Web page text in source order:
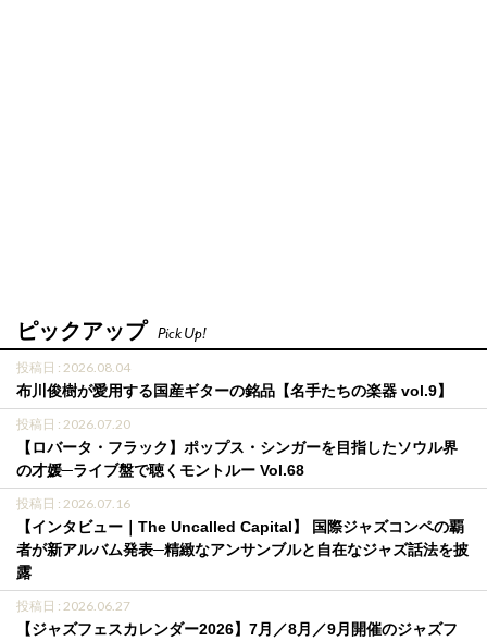
ピックアップ Pick Up!
投稿日 : 2026.08.04
布川俊樹が愛用する国産ギターの銘品【名手たちの楽器 vol.9】
投稿日 : 2026.07.20
【ロバータ・フラック】ポップス・シンガーを目指したソウル界
の才媛─ライブ盤で聴くモントルー Vol.68
投稿日 : 2026.07.16
【インタビュー｜The Uncalled Capital】 国際ジャズコンペの覇
者が新アルバム発表─精緻なアンサンブルと自在なジャズ話法を披
露
投稿日 : 2026.06.27
【ジャズフェスカレンダー2026】7月／8月／9月開催のジャズフ